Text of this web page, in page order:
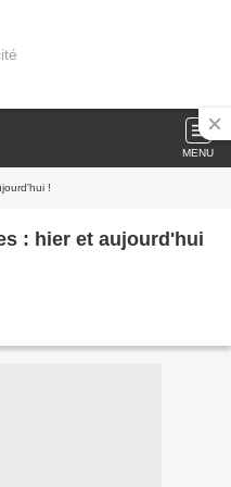
MENU
!
: hier et aujourd'hui